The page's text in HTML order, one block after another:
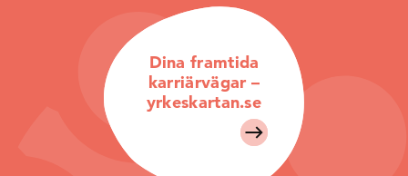
Dina framtida
karriärvägar –
yrkeskartan.se